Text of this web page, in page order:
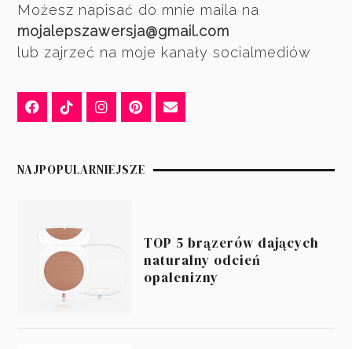
Możesz napisać do mnie maila na
mojalepszawersja@gmail.com
lub zajrzeć na moje kanały socialmediów
NAJPOPULARNIEJSZE
TOP 5 brązerów dających
naturalny odcień
opalenizny